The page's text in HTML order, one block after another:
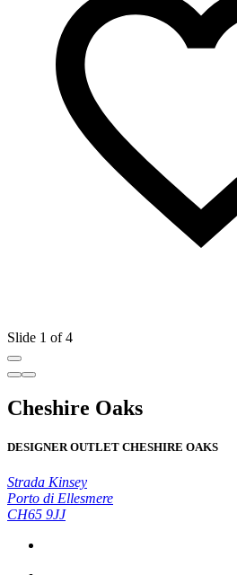
Slide 1 of 4
Cheshire Oaks
DESIGNER OUTLET CHESHIRE OAKS
Strada Kinsey
Porto di Ellesmere
CH65 9JJ